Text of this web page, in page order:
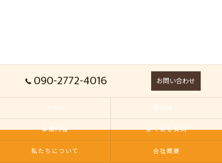
090-2772-4016 お問い合わせ
ホーム 製品紹介
事業内容 よくある質問
私たちについて 会社概要